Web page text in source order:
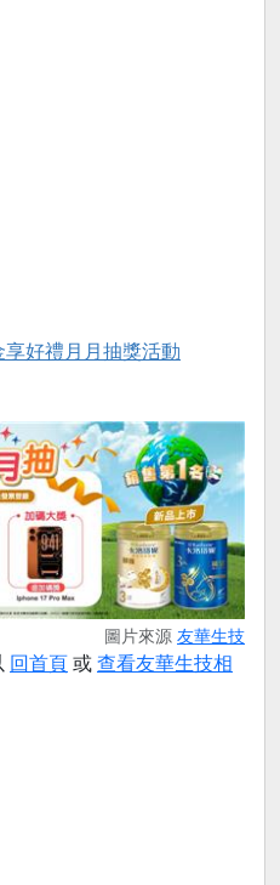
享好禮月月抽獎活動
圖片來源 友華生技
回首頁 或 查看友華生技相